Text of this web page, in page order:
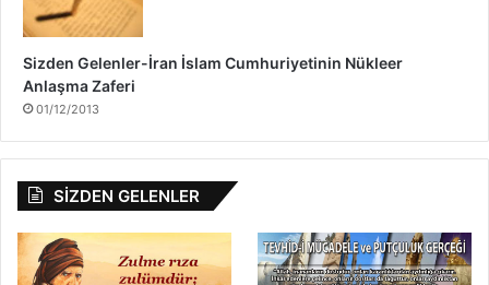
Sizden Gelenler-İran İslam Cumhuriyetinin Nükleer
Anlaşma Zaferi
01/12/2013
SİZDEN GELENLER